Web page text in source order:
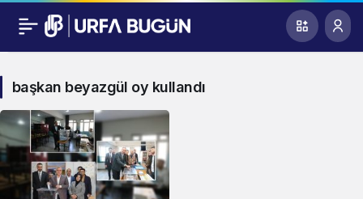
başkan beyazgül oy kullandı